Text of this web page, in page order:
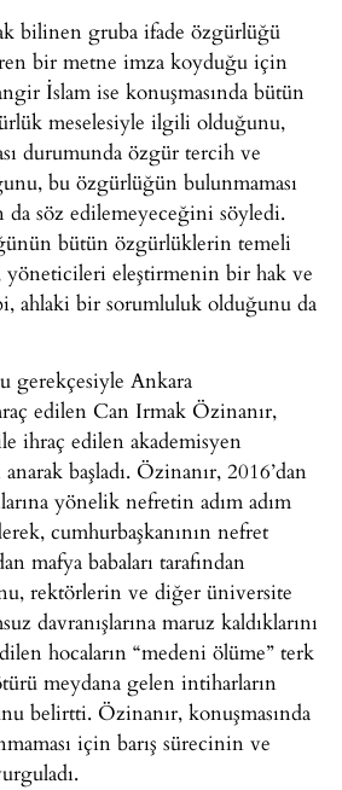
bilinen gruba ifade özgürlüğü
bir metne imza koyduğu için
İslam ise konuşmasında bütün
meselesiyle ilgili olduğunu,
durumunda özgür tercih ve
bu özgürlüğün bulunmaması
da söz edilemeyeceğini söyledi.
bütün özgürlüklerin temeli
eleştirmenin bir hak ve
ahlaki bir sorumluluk olduğunu da
gerekçesiyle Ankara
edilen Can Irmak Özinanır,
ihraç edilen akademisyen
başladı. Özinanır, 2016’dan
yönelik nefretin adım adım
cumhurbaşkanının nefret
mafya babaları tarafından
rektörlerin ve diğer üniversite
davranışlarına maruz kaldıklarını
hocaların “medeni ölüme” terk
meydana gelen intiharların
belirtti. Özinanır, konuşmasında
için barış sürecinin ve